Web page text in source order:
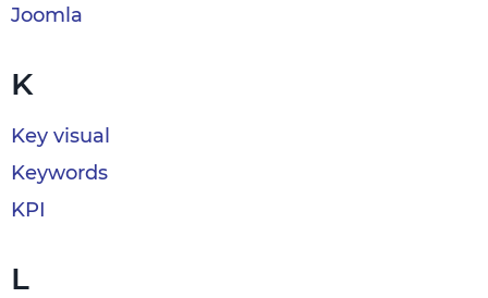
Joomla
K
Key visual
Keywords
KPI
L